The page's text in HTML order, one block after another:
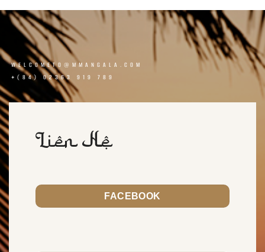
WELCOMETO@MMANGALA.COM
+(84) 02363 919 789
Liên Hệ
FACEBOOK